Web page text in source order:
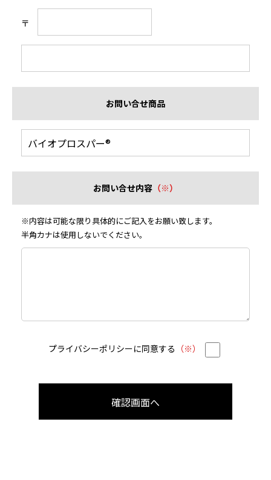
〒
お問い合せ商品
お問い合せ内容 （※）
※内容は可能な限り具体的にご記入をお願い致します。
半角カナは使用しないでください。
プライバシーポリシーに同意する （※）